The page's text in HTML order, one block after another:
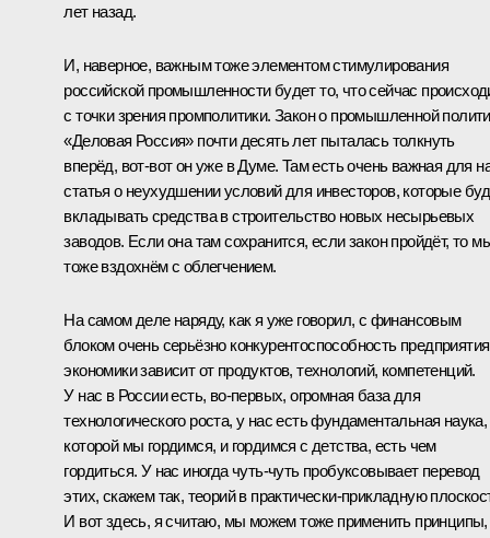
лет назад.
И, наверное, важным тоже элементом стимулирования
российской промышленности будет то, что сейчас
с точки зрения промполитики. Закон о промышленной
«Деловая Россия» почти десять лет пыталась толкнуть
вперёд, вот-вот он уже в Думе. Там есть очень важная для
статья о неухудшении условий для инвесторов, которые
вкладывать средства в строительство новых несырьевых
заводов. Если она там сохранится, если закон пройдёт, то
тоже вздохнём с облегчением.
На самом деле наряду, как я уже говорил, с финансовым
блоком очень серьёзно конкурентоспособность
экономики зависит от продуктов, технологий, компетенций.
У нас в России есть, во‑первых, огромная база для
технологического роста, у нас есть фундаментальная наука,
которой мы гордимся, и гордимся с детства, есть чем
гордиться. У нас иногда чуть-чуть пробуксовывает перевод
этих, скажем так, теорий в практически-прикладную
И вот здесь, я считаю, мы можем тоже применить принципы,